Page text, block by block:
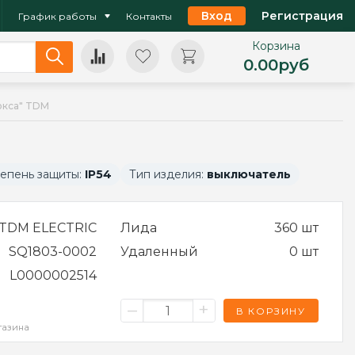
График работы Контакты Вход Регистрация
Корзина
0.00руб
TDM
защиты: IP54 Тип изделия: выключатель
ELECTRIC
SQ1803-0002
L0000002514
Лида
360 шт
Удаленный
0 шт
– + В КОРЗИНУ